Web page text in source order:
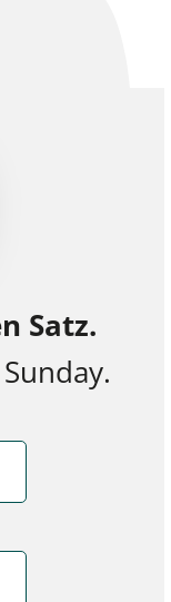
Satz.